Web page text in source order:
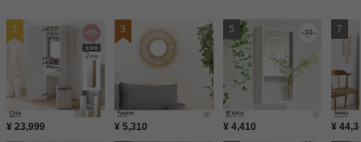
¥ 23,999 ¥ 5,310 ¥ 4,410 ¥